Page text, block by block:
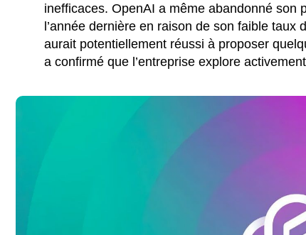
inefficaces. OpenAI a même abandonné son
l’année dernière en raison de son faible
aurait potentiellement réussi à proposer
a confirmé que l’entreprise explore